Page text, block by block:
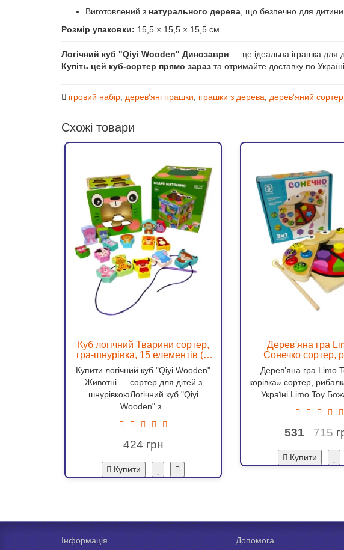
Виготовлений з натурального дерева, що безпечно для дитини
Розмір упаковки: 15,5 × 15,5 × 15,5 см
Логічний куб "Qiyi Wooden" Динозаври — це ідеальна іграшка для
Купіть цей куб-сортер прямо зараз та отримайте доставку по
ігровий набір, дерев'яні іграшки, іграшки з дерева, дерев'яний сортер
Схожі товари
Куб логічний Тварини сортер,
гра-шнурівка, 15 елементів (C
65693)
Купити логічний куб "Qiyi Wooden"
Животні — сортер для дітей з
шнурівкоюЛогічний куб "Qiyi
Wooden" з..
424
Купити
Дерев'яна гра
Сонечко сортер,
Дерев’яна гра Limo
корівка» сортер,
Україні Limo Toy Божа
531 715
Купити
Інформація
Допомога